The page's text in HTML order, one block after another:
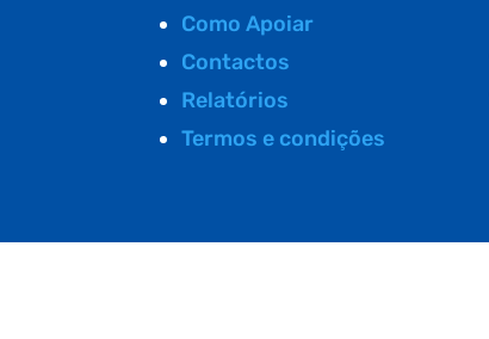
Como Apoiar
Contactos
Relatórios
Termos e condições